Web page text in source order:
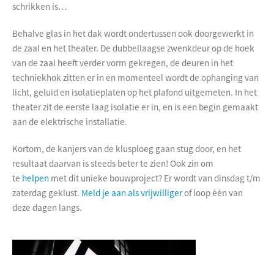
schrikken is…
Behalve glas in het dak wordt ondertussen ook doorgewerkt in
de zaal en het theater. De dubbellaagse zwenkdeur op de hoek
van de zaal heeft verder vorm gekregen, de deuren in het
techniekhok zitten er in en momenteel wordt de ophanging van
licht, geluid en isolatieplaten op het plafond uitgemeten. In het
theater zit de eerste laag isolatie er in, en is een begin gemaakt
aan de elektrische installatie.
Kortom, de kanjers van de klusploeg gaan stug door, en het
resultaat daarvan is steeds beter te zien! Ook zin om
te helpen met dit unieke bouwproject? Er wordt van dinsdag t/m
zaterdag geklust. Meld je aan als vrijwilligerof loop één van
deze dagen langs.